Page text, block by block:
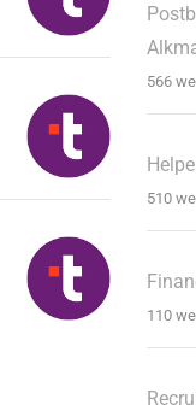
566
510
110